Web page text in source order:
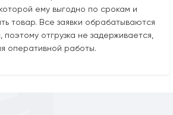
ему выгодно по срокам и
товар. Все заявки обрабатываются
поэтому отгрузка не задерживается,
оперативной работы.